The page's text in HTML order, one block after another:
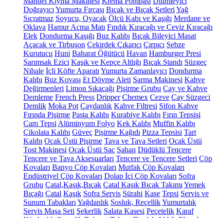
Doğrayıcı Yumurta Fırçası Bıçak ve Bıçak Setleri Yağ
Sıçratmaz Soyucu, Oyacak Ölçü Kabı ve Kaşığı Merdane ve
Oklava Hamur Açma Matı Fındık Kıracağı ve Ceviz Kıracağı
Elek Dondurma Kaşığı Buz Kalıbı Bıçak Bileyici Masat
Açacak ve Tirbuşon Çekirdek Çıkarıcı Çırpıcı Sebze
Kurutucu Huni Baharat Öğütücü Havan Hamburger Presi
Sarımsak Ezici Kaşık ve Kepçe Altlığı Bıçak Standı Süzgeç
Nihale İçli Köfte Aparatı Yumurta Zamanlayıcı Dondurma
Kalıbı Buz Kovası Et Dövme Aleti Sarma Makinesi Kahve
Değirmenleri Limon Sıkacağı Pişirme Grubu Çay ve Kahve
Demleme French Press Dripper Chemex Cezve Çay Süzgeci
Demlik Moka Pot Çaydanlık Kahve Filtresi Sifon Kahve
Fırında Pişirme Pasta Kalıbı Kurabiye Kalıbı Fırın Tepsisi
Cam Tepsi Alüminyum Folyo Kek Kalıbı Muffin Kalıbı
Çikolata Kalıbı Güveç Pişirme Kağıdı Pizza Tepsisi Tart
Kalıbı Ocak Üstü Pişirme Tava ve Tava Setleri Ocak Üstü
Tost Makinesi Ocak Üstü Sac Sahan Düdüklü Tencere
Tencere ve Tava Aksesuarları Tencere ve Tencere Setleri Çöp
Kovaları Banyo Çöp Kovaları Mutfak Çöp Kovaları
Endüstriyel Çöp Kovaları Dolap İçi Çöp Kovaları Sofra
Grubu Çatal,Kaşık,Bıçak Çatal Kaşık Bıçak Takımı Yemek
Bıçağı Çatal Kaşık Sofra Servis Sürahi Kase Tepsi Servis ve
Sunum Tabakları Yağdanlık Sosluk, ReçellikYumurtalık
Servis Maşa Seti Şekerlik Salata Kasesi Peçetelik Karaf